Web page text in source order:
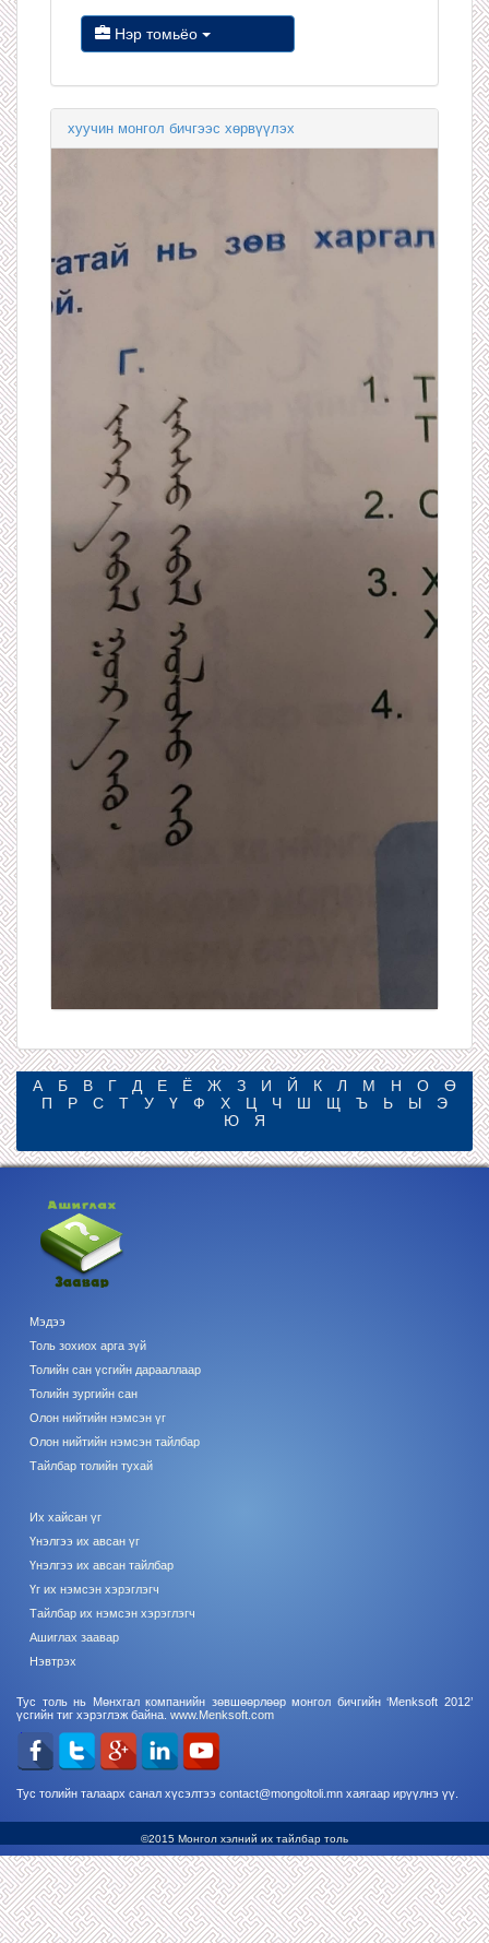
Нэр томьёо
хуучин монгол бичгээс хөрвүүлэх
А Б В Г Д Е Ё Ж З И Й К Л М Н О
Ө
П
Р С Т У Ү Ф Х Ц Ч Ш Щ Ъ Ь Ы
Э
Ю
Я
Мэдээ
Толь зохиох арга зүй
Толийн сан үсгийн дарааллаар
Толийн зургийн сан
Олон нийтийн нэмсэн үг
Олон нийтийн нэмсэн тайлбар
Тайлбар толийн тухай
Их хайсан үг
Үнэлгээ их авсан үг
Үнэлгээ их авсан тайлбар
Үг их нэмсэн хэрэглэгч
Тайлбар их нэмсэн хэрэглэгч
Ашиглах заавар
Нэвтрэх
Тус толь нь Мөнхгал компанийн зөвшөөрлөөр монгол бичгийн ‘Menksoft 2012’
үсгийн тиг хэрэглэж байна. www.Menksoft.com
Тус толийн талаарх санал хүсэлтээ contact@mongoltoli.mn хаягаар ирүүлнэ үү.
©2015 Монгол хэлний их тайлбар толь